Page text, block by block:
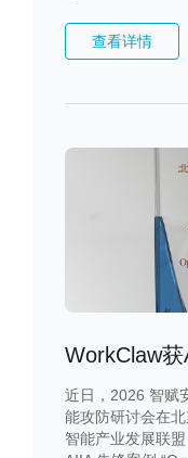
查看详情
WorkClaw
近日，2026 智
能攻防研讨会在
智能产业发展联